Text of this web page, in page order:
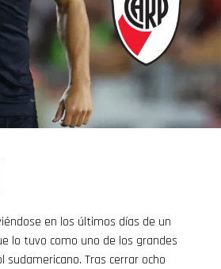
en los últimos días de un
lo tuvo como uno de los grandes
Tras cerrar ocho